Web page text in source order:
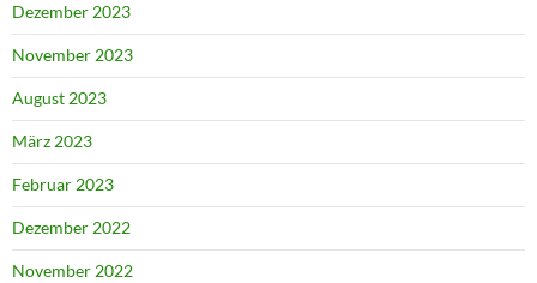
Dezember 2023
November 2023
August 2023
März 2023
Februar 2023
Dezember 2022
November 2022